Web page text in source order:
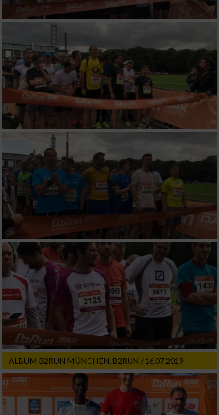
ALBUM B2RUN MÜNCHEN, B2RUN / 16.07.2019
Partnerliste anzeigen (1 IAB-Anbieter)
Wir nutzen Ihre Daten für folgende Zwecke:
IAB-Verarbeitungszwecke:
Speichern von oder Zugriff auf Informationen
auf einem Endgerät
Verwendung reduzierter Daten zur Auswahl
von Werbeanzeigen
Erstellung von Profilen für personalisierte
Werbung
Verwendung von Profilen zur Auswahl
personalisierter Werbung
Erstellung von Profilen zur Personalisierung
von Inhalten
Verwendung von Profilen zur Auswahl
Messung der Werbeleistung
Messung der Performance von Inhalten
Analyse von Zielgruppen durch Statistiken
oder Kombinationen von Daten aus
verschiedenen Quellen
Entwicklung und Verbesserung der Angebote
Verwendung reduzierter Daten zur Auswahl
von Inhalten
IAB-Besonderheiten:
Verwendung genauer Standortdaten